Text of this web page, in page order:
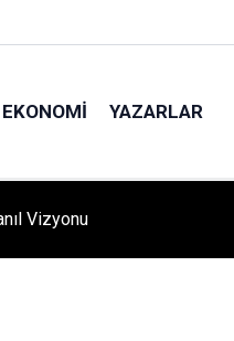
EKONOMI YAZARLAR
Kursiyerler Gönüllerince